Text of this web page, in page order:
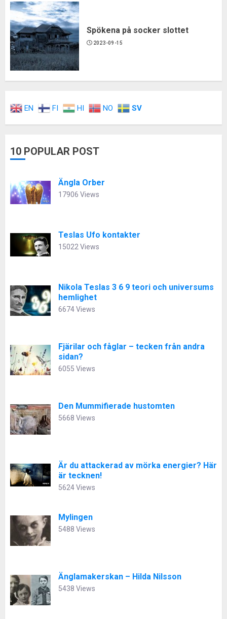
Spökena på socker slottet
2023-09-15
EN FI HI NO SV
10 POPULAR POST
Ängla Orber
17906 Views
Teslas Ufo kontakter
15022 Views
Nikola Teslas 3 6 9 teori och universums
hemlighet
6674 Views
Fjärilar och fåglar – tecken från andra
sidan?
6055 Views
Den Mummifierade hustomten
5668 Views
Är du attackerad av mörka energier? Här
är tecknen!
5624 Views
Mylingen
5488 Views
Änglamakerskan – Hilda Nilsson
5438 Views